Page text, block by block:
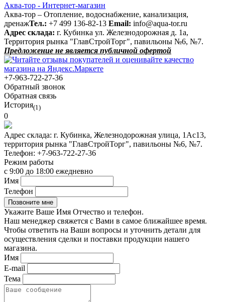
Аква-тор - Интернет-магазин
Аква-тор – Отопление, водоснабжение, канализация,
дренажТел.: +7 499 136-82-13 Email: info@aqua-tor.ru
Адрес склада: г. Кубинка ул. Железнодорожная д. 1а,
Территория рынка "ГлавСтройТорг", павильоны №6, №7.
Предложение не является публичной офертой
+7-963-722-27-36
Обратный звонок
Обратная связь
История(1)
0
Адрес склада: г. Кубинка, Железнодорожная улица, 1Ас13,
территория рынка "ГлавСтройТорг", павильоны №6, №7.
Телефон: +7-963-722-27-36
Режим работы
с 9:00 до 18:00 ежедневно
Имя
Телефон
Укажите Ваше Имя Отчество и телефон.
Наш менеджер свяжется с Вами в самое ближайшее время.
Чтобы ответить на Ваши вопросы и уточнить детали для
осуществления сделки и поставки продукции нашего
магазина.
Имя
E-mail
Тема